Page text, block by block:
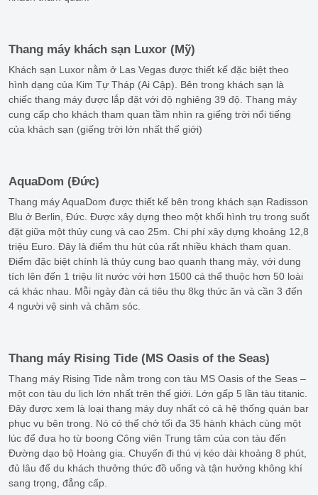
Thang máy khách sạn Luxor (Mỹ)
Khách sạn Luxor nằm ở Las Vegas được thiết kế đặc biệt theo
hình dạng của Kim Tự Tháp (Ai Cập). Bên trong khách sạn là
chiếc thang máy được lắp đặt với độ nghiêng 39 độ. Thang máy
cung cấp cho khách tham quan tầm nhìn ra giếng trời nổi tiếng
của khách sạn (giếng trời lớn nhất thế giới)
AquaDom (Đức)
Thang máy AquaDom được thiết kế bên trong khách sạn Radisson
Blu ở Berlin, Đức. Được xây dựng theo một khối hình trụ trong suốt
đặt giữa một thủy cung và cao 25m. Chi phí xây dựng khoảng 12,8
triệu Euro. Đây là điểm thu hút của rất nhiều khách tham quan.
Điểm đặc biệt chính là thủy cung bao quanh thang máy, với dung
tích lên đến 1 triệu lít nước với hơn 1500 cá thể thuộc hơn 50 loài
cá khác nhau. Mỗi ngày đàn cá tiêu thụ 8kg thức ăn và cần 3 đến
4 người vệ sinh và chăm sóc.
Thang máy Rising Tide (MS Oasis of the Seas)
Thang máy Rising Tide nằm trong con tàu MS Oasis of the Seas –
một con tàu du lịch lớn nhất trên thế giới. Lớn gấp 5 lần tàu titanic.
Đây được xem là loại thang máy duy nhất có cả hệ thống quán bar
phục vụ bên trong. Nó có thể chở tối đa 35 hành khách cùng một
lúc để đưa họ từ boong Công viên Trung tâm của con tàu đến
Đường dạo bộ Hoàng gia. Chuyến đi thú vị kéo dài khoảng 8 phút,
đủ lâu để du khách thưởng thức đồ uống và tận hưởng không khí
sang trọng, đẳng cấp.